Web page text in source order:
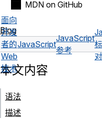
MDN on GitHub
Blog
面向
开发
者的
Web
技术
JavaScript
JavaScript
参考
本文内容
语法
描述